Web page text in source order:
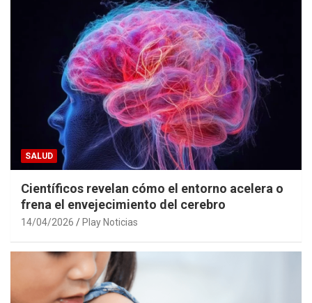
SALUD
Científicos revelan cómo el entorno acelera o
frena el envejecimiento del cerebro
14/04/2026 Play Noticias